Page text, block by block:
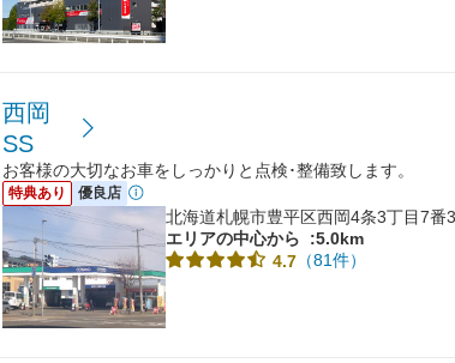
西岡
SS
お客様の大切なお車をしっかりと点検･整備致します。
特典あり 優良店
北海道札幌市豊平区西岡4条3丁目7番
エリアの中心から
:5.0km
4.7 （81件）